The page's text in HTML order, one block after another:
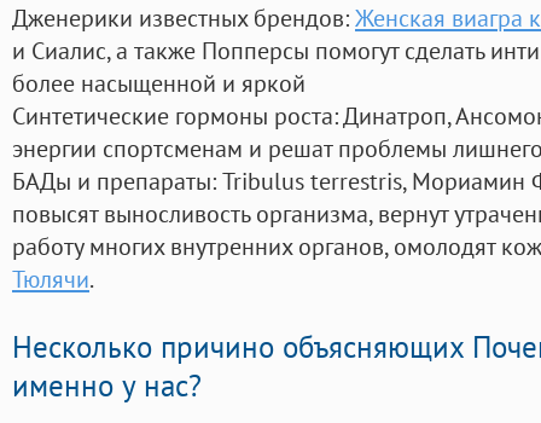
Дженерики известных брендов:Женская виагра
и Сиалис, а также Попперсы помогут сделать
более насыщенной и яркой
Синтетические гормоны роста: Динатроп,
энергии спортсменам и решат проблемы
БАДы и препараты:Tribulus terrestris, Мориамин
повысят выносливость организма, вернут
работу многих внутренних органов, омолодят
Тюлячи.
Несколько причино объясняющих
именно у нас?